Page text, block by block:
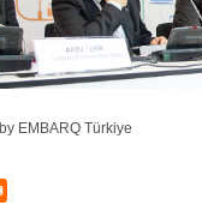
EMBARQ Türkiye